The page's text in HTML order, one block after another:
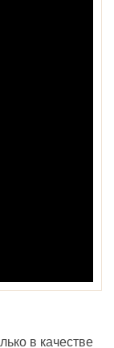
в качестве